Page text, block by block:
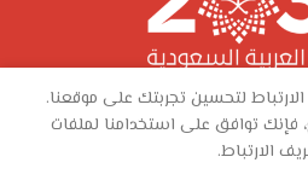
لتحسين تجربتك على موقعنا.
فإنك توافق على استخدامنا لملفات
الارتباط.